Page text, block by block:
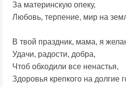
За материнскую опеку,
Любовь, терпение, мир на
В твой праздник, мама, я
Удачи, радости, добра,
Чтоб обходили все ненастья,
Здоровья крепкого на долгие